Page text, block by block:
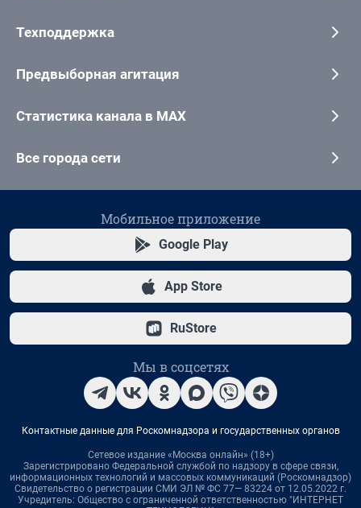
Техподдержка
Предвыборная агитация
Статистика канала в MAX
Все города сети
Мобильное приложение
Google Play
App Store
RuStore
Мы в соцсетях
Контактные данные для Роскомнадзора и государственных органов
Сетевое издание «Москва онлайн» (18+)
Зарегистрировано Федеральной службой по надзору в сфере связи,
информационных технологий и массовых коммуникаций (Роскомнадзор)
Свидетельство о регистрации СМИ ЭЛ № ФС 77— 83224 от 12.05.2022 г.
Учредитель: Общество с ограниченной ответственностью "ИНТЕРНЕТ